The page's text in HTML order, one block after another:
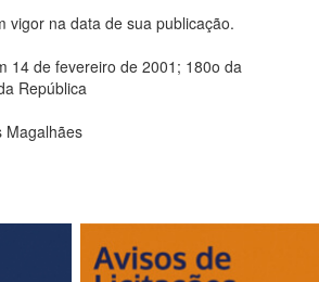
vigor na data de sua publicação.
14 de fevereiro de 2001; 180o da
República
Magalhães